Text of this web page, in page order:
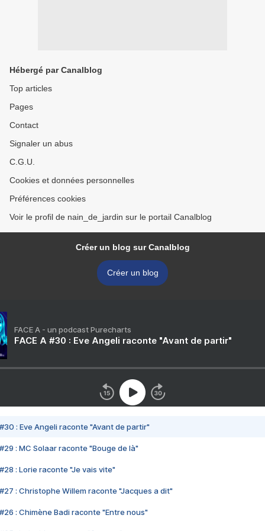
Hébergé par Canalblog
Top articles
Pages
Contact
Signaler un abus
C.G.U.
Cookies et données personnelles
Préférences cookies
Voir le profil de nain_de_jardin sur le portail Canalblog
Créer un blog sur Canalblog
Créer un blog
FACE A - un podcast Purecharts
FACE A #30 : Eve Angeli raconte "Avant de partir"
#30 : Eve Angeli raconte "Avant de partir"
#29 : MC Solaar raconte "Bouge de là"
#28 : Lorie raconte "Je vais vite"
#27 : Christophe Willem raconte "Jacques a dit"
#26 : Chimène Badi raconte "Entre nous"